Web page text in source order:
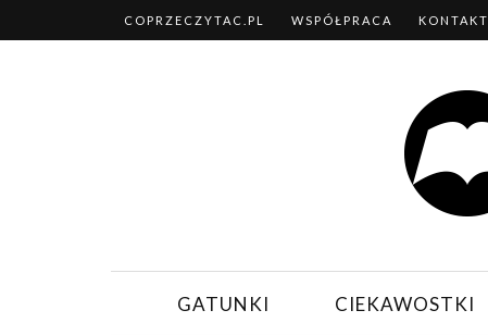
COPRZECZYTAC.PL WSPÓŁPRACA KONTAKT
GATUNKI CIEKAWOSTKI